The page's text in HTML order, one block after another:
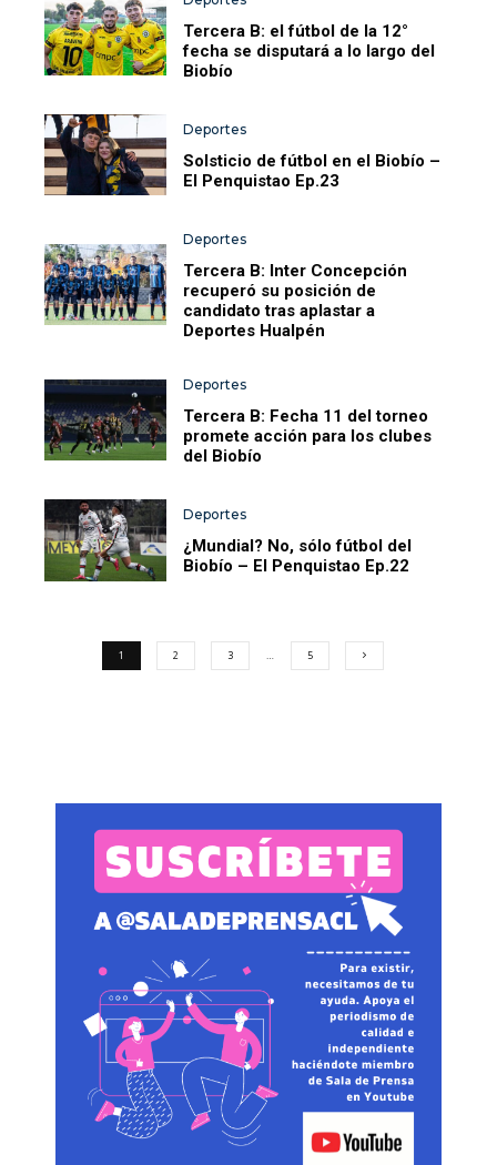
Tercera B: el fútbol de la 12°
fecha se disputará a lo largo del
Biobío
Deportes
Solsticio de fútbol en el Biobío –
El Penquistao Ep.23
Deportes
Tercera B: Inter Concepción
recuperó su posición de
candidato tras aplastar a
Deportes Hualpén
Deportes
Tercera B: Fecha 11 del torneo
promete acción para los clubes
del Biobío
Deportes
¿Mundial? No, sólo fútbol del
Biobío – El Penquistao Ep.22
1 2 3 … 5